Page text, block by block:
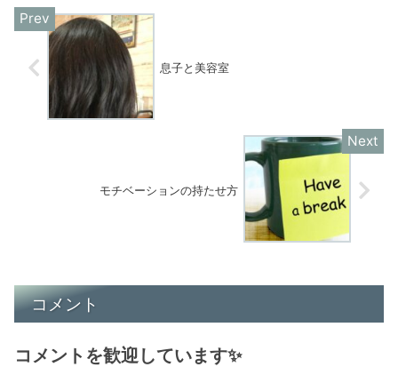
息子と美容室
モチベーションの持たせ方
コメント
コメントを歓迎しています✨